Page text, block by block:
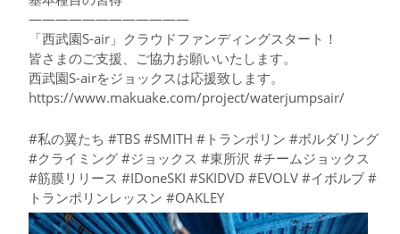
————————————
「西武園S-air」クラウドファンディングスタート！
皆さまのご支援、ご協力お願いいたします。
西武園S-airをジョックスは応援致します。
https://www.makuake.com/project/waterjumpsair/
#私の翼たち #TBS #SMITH #トランポリン #ボルダリング
#クライミング #ジョックス #東所沢 #チームジョックス
#筋膜リリース #IDoneSKI #SKIDVD #EVOLV #イボルブ #
トランポリンレッスン #OAKLEY